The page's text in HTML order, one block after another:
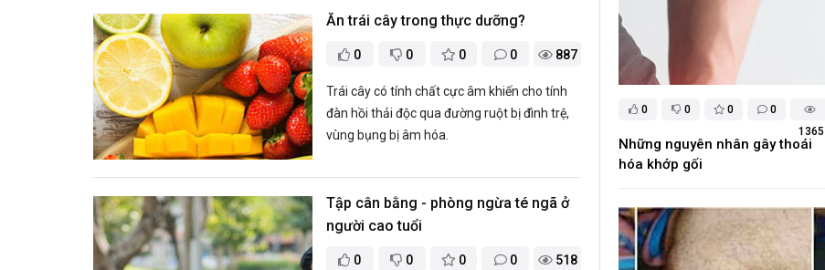
​Ăn trái cây trong thực dưỡng?
0 0 0 0 887
Trái cây có tính chất cực âm khiến cho tính
đàn hồi thải độc qua đường ruột bị đình trệ,
vùng bụng bị âm hóa.
​Tập cân bằng - phòng ngừa té ngã ở
người cao tuổi
0 0 0 0 518
0 0 0
0
1365
Những nguyên nhân gây thoái
hóa khớp gối